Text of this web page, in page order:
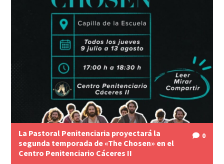
La Pastoral Penitenciaria proyectará la
segunda temporada de «The Chosen» en el
Centro Penitenciario Cáceres II
0